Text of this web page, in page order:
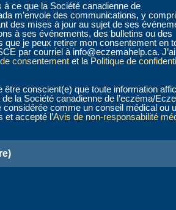
ce que la Société canadienne de
m’envoie des communications, y
des mises à jour au sujet de ses
à ses événements, des bulletins ou des
je peux retirer mon consentement en
par courriel à info@eczemahelp.ca.
consentement et la Politique de
conscient(e) que toute information
la Société canadienne de l’eczéma/
comme un conseil médical ou
et accepté l’Avis de non-responsabilité